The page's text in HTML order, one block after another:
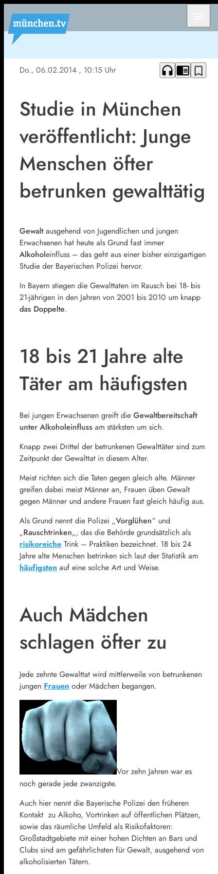
Do., 06.02.2014 , 10:15 Uhr headphones chrome_reader_mode bookmark_border
Studie in München
veröffentlicht: Junge
Menschen öfter
betrunken gewalttätig
Gewaltausgehend von Jugendlichen und jungen
Erwachsenen hat heute als Grund fast immer
Alkoholeinfluss – das geht aus einer bisher einzigartigen
Studie der Bayerischen Polizei hervor.
In Bayern stiegen die Gewalttaten im Rausch bei 18- bis
21-jährigen in den Jahren von 2001 bis 2010 um knapp
das Doppelte.
18 bis 21 Jahre alte
Täter am häufigsten
Bei jungen Erwachsenen greift die Gewaltbereitschaft
unter Alkoholeinfluss am stärksten um sich.
Knapp zwei Drittel der betrunkenen Gewalttäter sind zum
Zeitpunkt der Gewalttat in diesem Alter.
Meist richten sich die Taten gegen gleich alte. Männer
greifen dabei meist Männer an, Frauen üben Gewalt
gegen Männer und andere Frauen fast gleich häufig aus.
Als Grund nennt die Polizei „Vorglühen“ und
„Rauschtrinken„, das die Behörde grundsätzlich als
risikoreiche Trink – Praktiken bezeichnet. 18 bis 24
Jahre alte Menschen betrinken sich laut der Statistik am
häufigsten auf eine solche Art und Weise.
Auch Mädchen
schlagen öfter zu
Jede zehnte Gewalttat wird mittlerweile von betrunkenen
jungen Frauen oder Mädchen begangen.
Vor zehn Jahren war es
noch gerade jede zwanzigste.
Auch hier nennt die Bayerische Polizei den früheren
Kontakt zu Alkoho, Vortrinken auf öffentlichen Plätzen,
sowie das räumliche Umfeld als Risikofaktoren:
Großstadtgebiete mit einer hohen Dichten an Bars und
Clubs sind am gefährlichsten für Gewalt, ausgehend von
alkoholisierten Tätern.